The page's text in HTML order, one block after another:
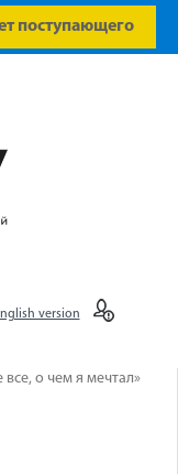
поступающего
version
о чем я мечтал»